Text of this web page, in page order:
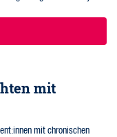
mit
mit chronischen